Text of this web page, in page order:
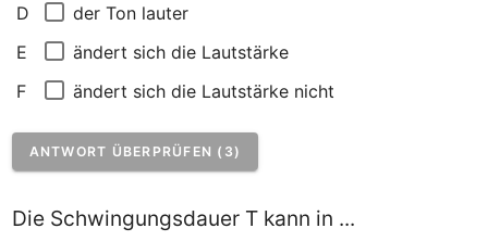
D
der Ton lauter
E
ändert sich die Lautstärke
F
ändert sich die Lautstärke nicht
ANTWORT ÜBERPRÜFEN (3)
Die Schwingungsdauer T kann in ...